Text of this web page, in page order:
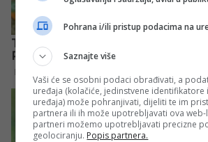
Pohrana i/ili pristup podacima na
Saznajte više
Vaši će se osobni podaci obrađivati, a
uređaja (kolačiće, jedinstvene
uređaja) može pohranjivati, dijeliti te im
partnera ili ih može upotrebljavati ova web-
partneri možemo upotrebljavati precizne
geolociranju. Popis partnera.